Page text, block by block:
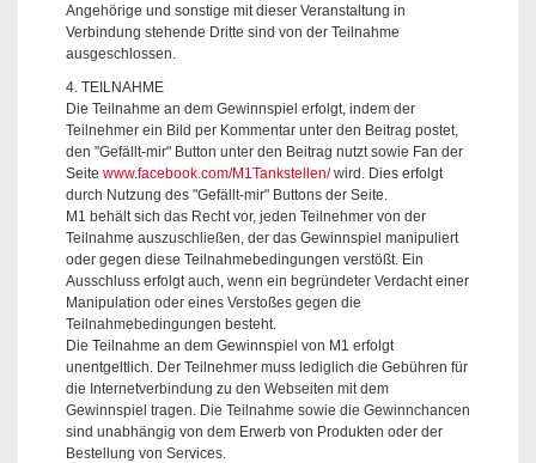
Angehörige und sonstige mit dieser Veranstaltung in
Verbindung stehende Dritte sind von der Teilnahme
ausgeschlossen.
4. TEILNAHME
Die Teilnahme an dem Gewinnspiel erfolgt, indem der
Teilnehmer ein Bild per Kommentar unter den Beitrag postet,
den "Gefällt-mir" Button unter den Beitrag nutzt sowie Fan der
Seite www.facebook.com/M1Tankstellen/wird. Dies erfolgt
durch Nutzung des "Gefällt-mir" Buttons der Seite.
M1 behält sich das Recht vor, jeden Teilnehmer von der
Teilnahme auszuschließen, der das Gewinnspiel manipuliert
oder gegen diese Teilnahmebedingungen verstößt. Ein
Ausschluss erfolgt auch, wenn ein begründeter Verdacht einer
Manipulation oder eines Verstoßes gegen die
Teilnahmebedingungen besteht.
Die Teilnahme an dem Gewinnspiel von M1 erfolgt
unentgeltlich. Der Teilnehmer muss lediglich die Gebühren für
die Internetverbindung zu den Webseiten mit dem
Gewinnspiel tragen. Die Teilnahme sowie die Gewinnchancen
sind unabhängig von dem Erwerb von Produkten oder der
Bestellung von Services.